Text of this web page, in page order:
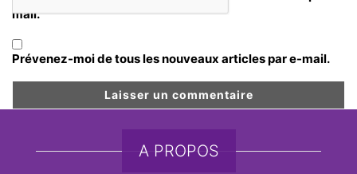
mail.
Prévenez-moi de tous les nouveaux articles par e-mail.
A PROPOS